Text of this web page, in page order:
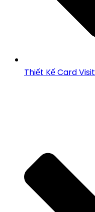
Thiết Kế Card Visit